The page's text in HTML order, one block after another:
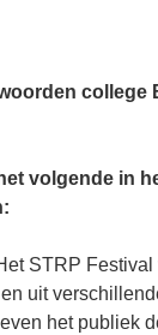
college
volgende in
STRP
uit
het publiek